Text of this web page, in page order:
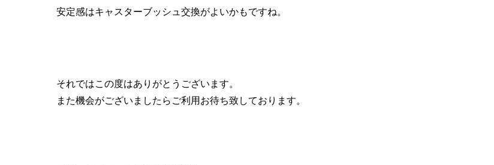
安定感はキャスターブッシュ交換がよいかもですね。
それではこの度はありがとうございます。
また機会がございましたらご利用お待ち致しております。